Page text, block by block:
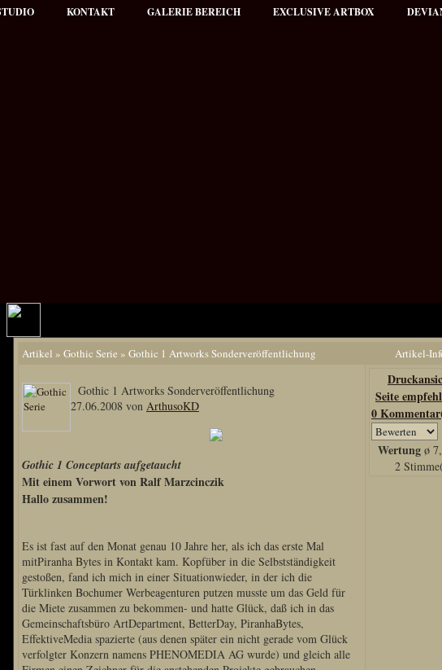
KONTAKT GALERIE BEREICH EXCLUSIVE ARTBOX
Artikel » Gothic Serie » Gothic 1 Artworks Sonderveröffentlichung Artikel-
Gothic 1 Artworks Sonderveröffentlichung
27.06.2008 von ArthusoKD
Gothic 1 Conceptarts aufgetaucht
Mit einem Vorwort von Ralf Marzcinczik
Hallo zusammen!
Es ist fast auf den Monat genau 10 Jahre her, als ich das erste Mal
mitPiranha Bytes in Kontakt kam. Kopfüber in die Selbstständigkeit
gestoßen, fand ich mich in einer Situationwieder, in der ich die
Türklinken Bochumer Werbeagenturen putzen musste um das Geld für
die Miete zusammen zu bekommen- und hatte Glück, daß ich in das
Gemeinschaftsbüro ArtDepartment, BetterDay, PiranhaBytes,
EffektiveMedia spazierte (aus denen später ein nicht gerade vom Glück
verfolgter Konzern namens PHENOMEDIA AG wurde) und gleich alle
Seite
0
Wertung ø
2